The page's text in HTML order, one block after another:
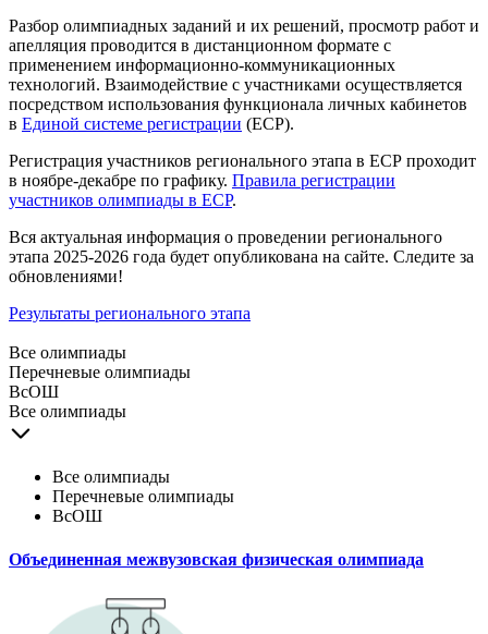
Разбор олимпиадных заданий и их решений, просмотр работ и
апелляция проводится в дистанционном формате с
применением информационно-коммуникационных
технологий. Взаимодействие с участниками осуществляется
посредством использования функционала личных кабинетов
в Единой системе регистрации (ЕСР).
Регистрация участников регионального этапа в ЕСР проходит
в ноябре-декабре по графику. Правила регистрации
участников олимпиады в ЕСР.
Вся актуальная информация о проведении регионального
этапа 2025-2026 года будет опубликована на сайте. Следите за
обновлениями!
Результаты регионального этапа
Все олимпиады
Перечневые олимпиады
ВсОШ
Все олимпиады
Все олимпиады
Перечневые олимпиады
ВсОШ
Объединенная межвузовская физическая олимпиада